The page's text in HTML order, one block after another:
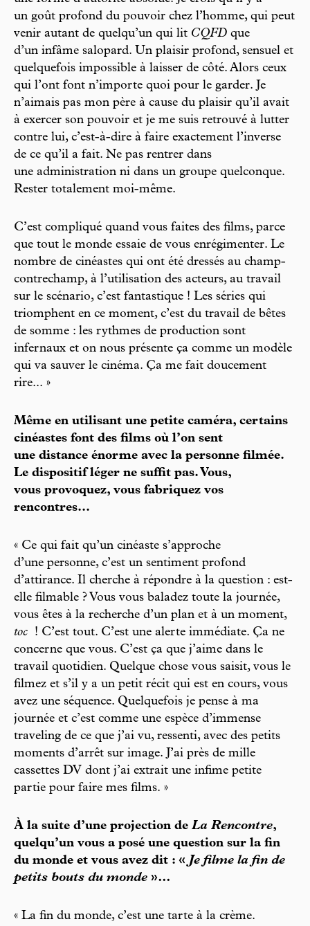
un goût profond du pouvoir chez l’homme, qui peut
venir autant de quelqu’un qui lit CQFD que
d’un infâme salopard. Un plaisir profond, sensuel et
quelquefois impossible à laisser de côté. Alors ceux
qui l’ont font n’importe quoi pour le garder. Je
n’aimais pas mon père à cause du plaisir qu’il avait
à exercer son pouvoir et je me suis retrouvé à lutter
contre lui, c’est-à-dire à faire exactement l’inverse
de ce qu’il a fait. Ne pas rentrer dans
une administration ni dans un groupe quelconque.
Rester totalement moi-même.
C’est compliqué quand vous faites des films, parce
que tout le monde essaie de vous enrégimenter. Le
nombre de cinéastes qui ont été dressés au champ-
contrechamp, à l’utilisation des acteurs, au travail
sur le scénario, c’est fantastique ! Les séries qui
triomphent en ce moment, c’est du travail de bêtes
de somme : les rythmes de production sont
infernaux et on nous présente ça comme un modèle
qui va sauver le cinéma. Ça me fait doucement
rire... »
Même en utilisant une petite caméra, certains
cinéastes font des films où l’on sent
une distance énorme avec la personne filmée.
Le dispositif léger ne suffit pas. Vous,
vous provoquez, vous fabriquez vos
rencontres...
« Ce qui fait qu’un cinéaste s’approche
d’une personne, c’est un sentiment profond
d’attirance. Il cherche à répondre à la question : est-
elle filmable ? Vous vous baladez toute la journée,
vous êtes à la recherche d’un plan et à un moment,
toc
! C’est tout. C’est une alerte immédiate. Ça ne
concerne que vous. C’est ça que j’aime dans le
travail quotidien. Quelque chose vous saisit, vous le
filmez et s’il y a un petit récit qui est en cours, vous
avez une séquence. Quelquefois je pense à ma
journée et c’est comme une espèce d’immense
traveling de ce que j’ai vu, ressenti, avec des petits
moments d’arrêt sur image. J’ai près de mille
cassettes DV dont j’ai extrait une infime petite
partie pour faire mes films. »
À la suite d’une projection de La Rencontre,
quelqu’un vous a posé une question sur la fin
du monde et vous avez dit : «Je filme la fin de
petits bouts du monde »…
« La fin du monde, c’est une tarte à la crème.